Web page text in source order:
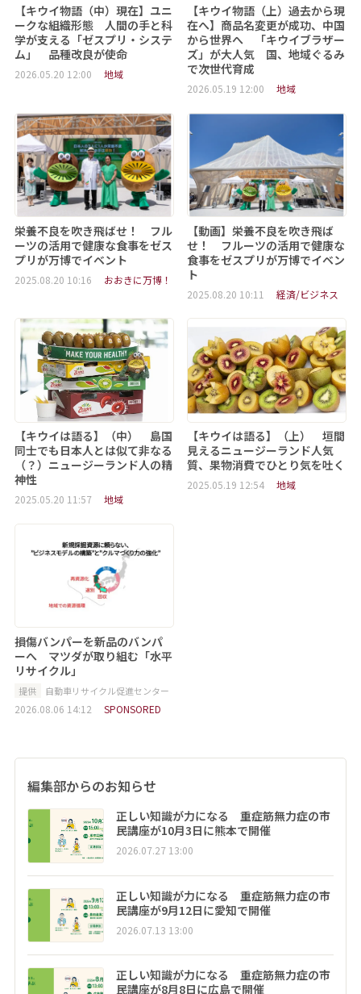
【キウイ物語（中）現在】ユニ
ークな組織形態 人間の手と科
学が支える「ゼスプリ・システ
ム」 品種改良が使命
2026.05.20 12:00 地域
【キウイ物語（上）過去から現
在へ】商品名変更が成功、中国
から世界へ 「キウイブラザー
ズ」が大人気 国、地域ぐるみ
で次世代育成
2026.05.19 12:00 地域
栄養不良を吹き飛ばせ！ フル
ーツの活用で健康な食事をゼス
プリが万博でイベント
2025.08.20 10:16 おおきに万博！
【動画】栄養不良を吹き飛ば
せ！ フルーツの活用で健康な
食事をゼスプリが万博でイベン
ト
2025.08.20 10:11 経済/ビジネス
【キウイは語る】（中） 島国
同士でも日本人とは似て非なる
（？）ニュージーランド人の精
神性
2025.05.20 11:57 地域
【キウイは語る】（上） 垣間
見えるニュージーランド人気
質、果物消費でひとり気を吐く
2025.05.19 12:54 地域
損傷バンパーを新品のバンパ
ーへ マツダが取り組む「水平
リサイクル」
提供 自動車リサイクル促進センター
2026.08.06 14:12 SPONSORED
編集部からのお知らせ
正しい知識が力になる 重症筋無力症の市
民講座が10月3日に熊本で開催
2026.07.27 13:00
正しい知識が力になる 重症筋無力症の市
民講座が9月12日に愛知で開催
2026.07.13 13:00
正しい知識が力になる 重症筋無力症の市
民講座が8月8日に広島で開催